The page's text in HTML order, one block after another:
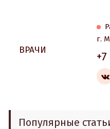
ВРАЧИ
г.
Популярные